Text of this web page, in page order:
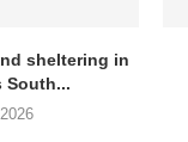
sheltering in
South...